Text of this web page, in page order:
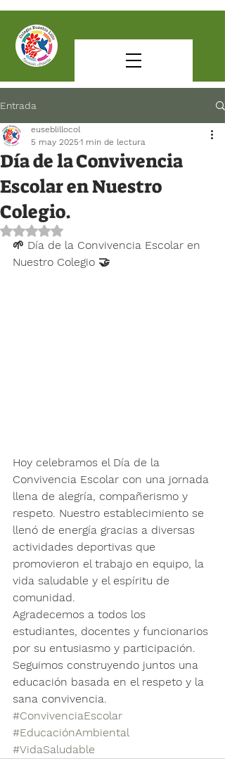
Entrada
Día de la Convivencia
Escolar en Nuestro
Colegio.
euseblillocol
5 may 2025 1 min de lectura
Obtuvo NaN de 5 estrellas.
🌱 Día de la Convivencia Escolar en
Nuestro Colegio 🤝
Hoy celebramos el Día de la
Convivencia Escolar con una jornada
llena de alegría, compañerismo y
respeto. Nuestro establecimiento se
llenó de energía gracias a diversas
actividades deportivas que
promovieron el trabajo en equipo, la
vida saludable y el espíritu de
comunidad.
Agradecemos a todos los
estudiantes, docentes y funcionarios
por su entusiasmo y participación.
Seguimos construyendo juntos una
educación basada en el respeto y la
sana convivencia.
#ConvivenciaEscolar
#EducaciónAmbiental
#VidaSaludable